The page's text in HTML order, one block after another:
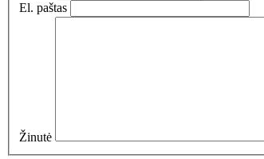
El. paštas
Žinutė